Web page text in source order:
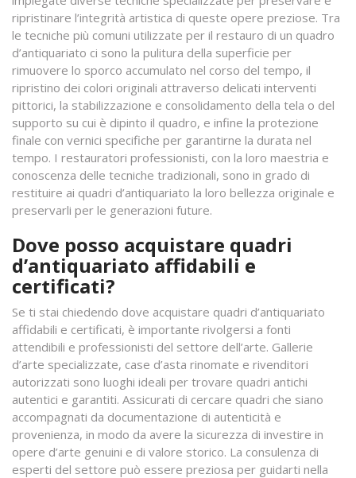
ripristinare l’integrità artistica di queste opere preziose. Tra
le tecniche più comuni utilizzate per il restauro di un quadro
d’antiquariato ci sono la pulitura della superficie per
rimuovere lo sporco accumulato nel corso del tempo, il
ripristino dei colori originali attraverso delicati interventi
pittorici, la stabilizzazione e consolidamento della tela o del
supporto su cui è dipinto il quadro, e infine la protezione
finale con vernici specifiche per garantirne la durata nel
tempo. I restauratori professionisti, con la loro maestria e
conoscenza delle tecniche tradizionali, sono in grado di
restituire ai quadri d’antiquariato la loro bellezza originale e
preservarli per le generazioni future.
Dove posso acquistare quadri
d’antiquariato affidabili e
certificati?
Se ti stai chiedendo dove acquistare quadri d’antiquariato
affidabili e certificati, è importante rivolgersi a fonti
attendibili e professionisti del settore dell’arte. Gallerie
d’arte specializzate, case d’asta rinomate e rivenditori
autorizzati sono luoghi ideali per trovare quadri antichi
autentici e garantiti. Assicurati di cercare quadri che siano
accompagnati da documentazione di autenticità e
provenienza, in modo da avere la sicurezza di investire in
opere d’arte genuini e di valore storico. La consulenza di
esperti del settore può essere preziosa per guidarti nella